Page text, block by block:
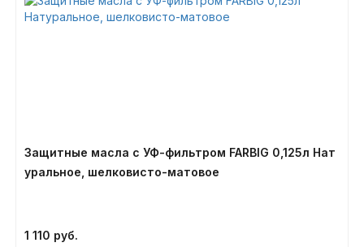
Защитные масла с УФ-фильтром FARBIG 0,125л Нат
уральное, шелковисто-матовое
1 110